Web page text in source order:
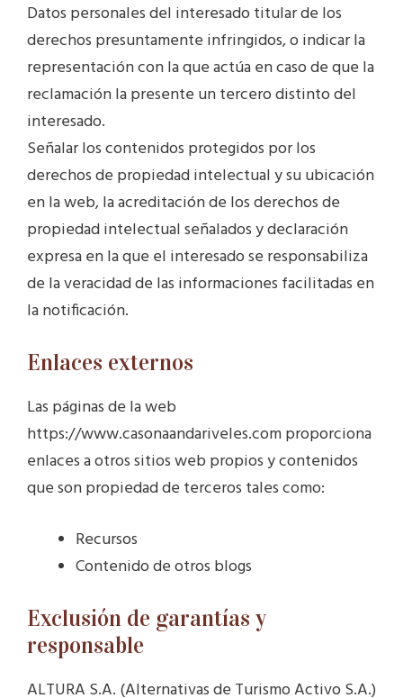
Datos personales del interesado titular de los
derechos presuntamente infringidos, o indicar la
representación con la que actúa en caso de que la
reclamación la presente un tercero distinto del
interesado.
Señalar los contenidos protegidos por los
derechos de propiedad intelectual y su ubicación
en la web, la acreditación de los derechos de
propiedad intelectual señalados y declaración
expresa en la que el interesado se responsabiliza
de la veracidad de las informaciones facilitadas en
la notificación.
Enlaces externos
Las páginas de la web
https://www.casonaandariveles.com proporciona
enlaces a otros sitios web propios y contenidos
que son propiedad de terceros tales como:
Recursos
Contenido de otros blogs
Exclusión de garantías y
responsable
ALTURA S.A. (Alternativas de Turismo Activo S.A.)